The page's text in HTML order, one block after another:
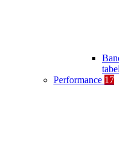
Performance 17